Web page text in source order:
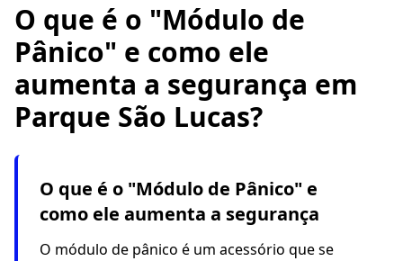
O que é o "Módulo de
Pânico" e como ele
aumenta a segurança em
Parque São Lucas?
O que é o "Módulo de Pânico" e
como ele aumenta a segurança
O módulo de pânico é um acessório que se